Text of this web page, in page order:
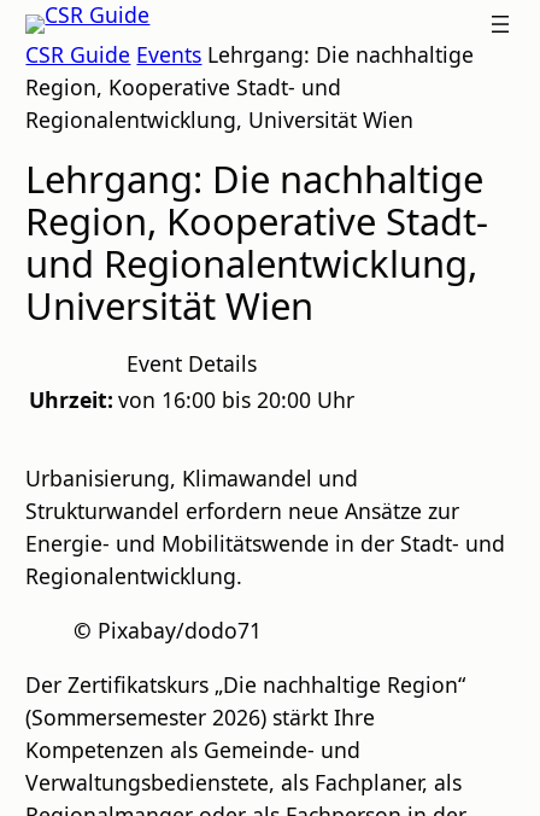
Zum
Inhalt
springen
CSR
GUIDE
CSR Guide Events Lehrgang: Die nachhaltige
Region, Kooperative Stadt- und
Regionalentwicklung, Universität Wien
Lehrgang: Die nachhaltige
Region, Kooperative Stadt-
und Regionalentwicklung,
Universität Wien
Event Details
Uhrzeit: von 16:00 bis 20:00 Uhr
Urbanisierung, Klimawandel und
Strukturwandel erfordern neue Ansätze zur
Energie- und Mobilitätswende in der Stadt- und
Regionalentwicklung.
© Pixabay/dodo71
Der Zertifikatskurs „Die nachhaltige Region“
(Sommersemester 2026) stärkt Ihre
Kompetenzen als Gemeinde- und
Verwaltungsbedienstete, als Fachplaner, als